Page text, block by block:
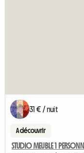
31 € / nuit
A découvrir
STUDIO MEUBLE 1